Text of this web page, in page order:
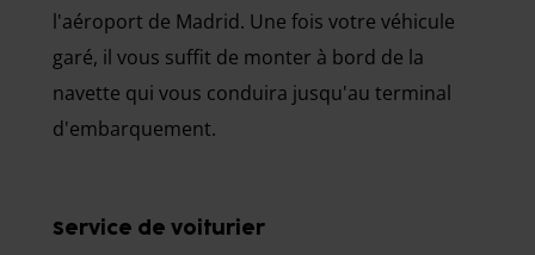
l'aéroport de Madrid. Une fois votre véhicule
garé, il vous suffit de monter à bord de la
navette qui vous conduira jusqu'au terminal
d'embarquement.
Service de voiturier